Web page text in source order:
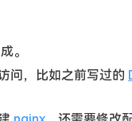
。
问，比如之前写过的